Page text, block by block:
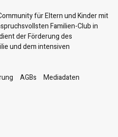
für Eltern und Kinder mit
Familien-Club in
der Förderung des
und dem intensiven
AGBs Mediadaten